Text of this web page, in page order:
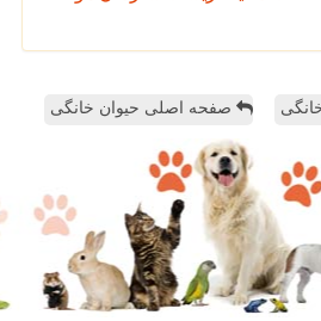
صفحه اصلی حیوان خانگی